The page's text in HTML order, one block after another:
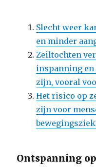
Slecht weer
en minder
Zeiltochten
inspanning
zijn, vooral
Het risico op
zijn voor
Ontspanning